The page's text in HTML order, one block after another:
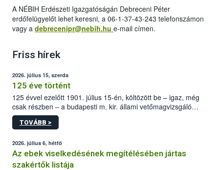
A NÉBIH Erdészeti Igazgatóságán Debreceni Péter
erdőfelügyelőt lehet keresni, a 06-1-37-43-243 telefonszámon
vagy a debrecenipr@nebih.hu e-mail címen.
Friss hírek
2026. július 15, szerda
125 éve történt
125 évvel ezelőtt 1901. július 15-én, költözött be – igaz, még
csak részben – a budapesti m. kir. állami vetőmagvizsgáló
állomás a Kis Rókus utca 15. szám alatti, Czigler Győző által
tervezett új épületébe.
TOVÁBB >
2026. július 6, hétfő
Az ebek viselkedésének megítélésében jártas
szakértők listája